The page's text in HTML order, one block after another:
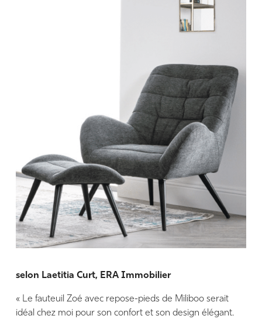
selon Laetitia Curt, ERA Immobilier
« Le fauteuil Zoé avec repose-pieds de Miliboo serait
idéal chez moi pour son confort et son design élégant.